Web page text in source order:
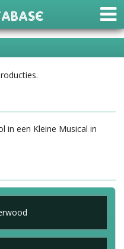
in een Kleine Musical in